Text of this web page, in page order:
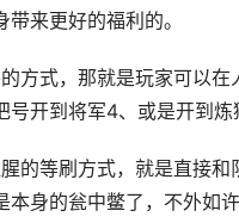
来更好的福利的。
号开到将军4、或是开到
本身的瓮中鳖了，不外如